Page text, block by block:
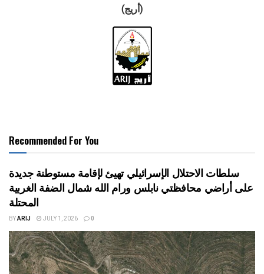
(أريج)
Recommended For You
سلطات الاحتلال الإسرائيلي تهيئ لإقامة مستوطنة جديدة
على أراضي محافظتي نابلس ورام الله شمال الضفة الغربية
المحتلة
BYARIJ JULY 1, 2026 0